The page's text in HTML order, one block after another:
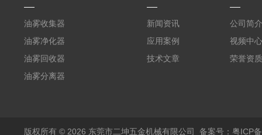
油雾收集器
油雾净化器
油雾回收器
油雾分离器
新闻资讯
应用案例
技术文章
公司简介
视频中心
荣誉资质
版权所有 © 2026 东莞市二坤五金机械有限公司 备案号：粤ICP